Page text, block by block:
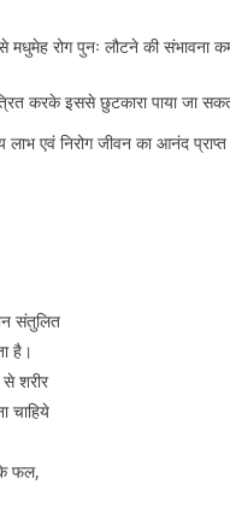
मधुमेह रोग पुनः लौटने की संभावना
करके इससे छुटकारा पाया जा
लाभ एवं निरोग जीवन का आनंद
संतुलित
है।
शरीर
चाहिये
फल,